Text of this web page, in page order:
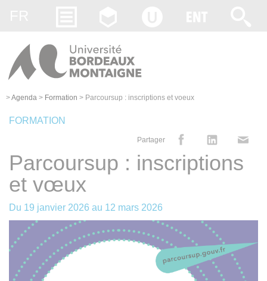
>Agenda > Formation > Parcoursup : inscriptions et voeux
FORMATION
Partager
Parcoursup : inscriptions
et vœux
Du 19 janvier 2026 au 12 mars 2026